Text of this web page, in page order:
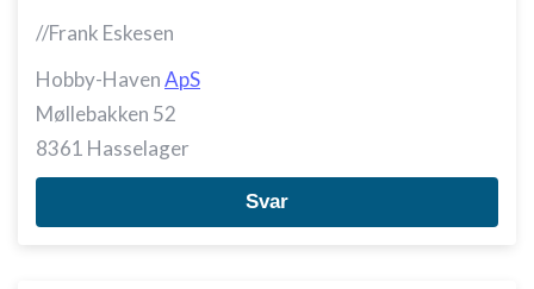
//Frank Eskesen
Hobby-HavenApS
Møllebakken 52
8361 Hasselager
Svar